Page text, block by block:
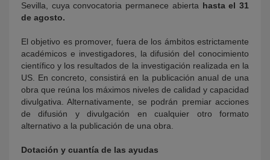
Sevilla, cuya convocatoria permanece abiertahasta el 31
de agosto.
El objetivo es promover, fuera de los ámbitos estrictamente
académicos e investigadores, la difusión del conocimiento
científico y los resultados de la investigación realizada en la
US. En concreto, consistirá en la publicación anual de una
obra que reúna los máximos niveles de calidad y capacidad
divulgativa. Alternativamente, se podrán premiar acciones
de difusión y divulgación en cualquier otro formato
alternativo a la publicación de una obra.
Dotación y cuantía de las ayudas